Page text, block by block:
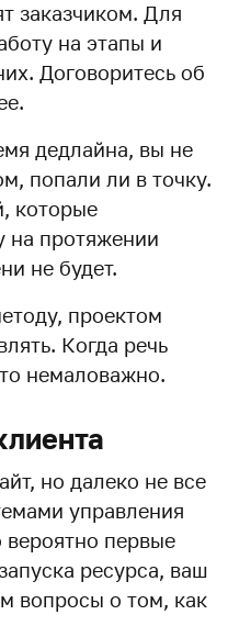
заказчиком. Для
на этапы и
Договоритесь об
дедлайна, вы не
попали ли в точку.
которые
на протяжении
не будет.
проектом
Когда речь
немаловажно.
но далеко не все
управления
вероятно первые
ресурса, ваш
вопросы о том, как